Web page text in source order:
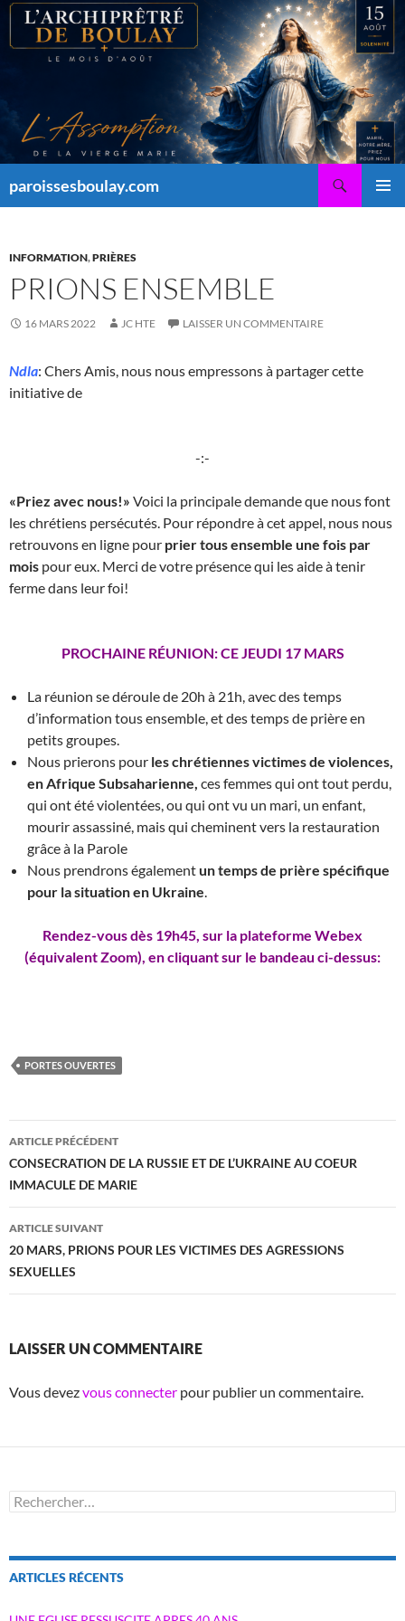
Aller
contenu
paroissesboulay.com
INFORMATION,PRIÈRES
PRIONS ENSEMBLE
16 MARS 2022 JC HTE LAISSER UN COMMENTAIRE
Ndla: Chers Amis, nous nous empressons à partager cette
initiative de
-:-
«Priez avec nous!» Voici la principale demande que nous font
les chrétiens persécutés. Pour répondre à cet appel, nous nous
retrouvons en ligne pour prier tous ensemble une fois par
mois pour eux. Merci de votre présence qui les aide à tenir
ferme dans leur foi!
PROCHAINE RÉUNION: CE JEUDI 17 MARS
La réunion se déroule de 20h à 21h, avec des temps
d’information tous ensemble, et des temps de prière en
petits groupes.
Nous prierons pour les chrétiennes victimes de violences,
en Afrique Subsaharienne, ces femmes qui ont tout perdu,
qui ont été violentées, ou qui ont vu un mari, un enfant,
mourir assassiné, mais qui cheminent vers la restauration
grâce à la Parole
Nous prendrons égalementun temps de prière spécifique
pour la situation en Ukraine.
Rendez-vous dès 19h45, sur la plateforme Webex
(équivalent Zoom), en cliquant sur le bandeau ci-dessus:
PORTES OUVERTES
Navigation
des
articles
ARTICLE PRÉCÉDENT
CONSECRATION DE LA RUSSIE ET DE L’UKRAINE AU COEUR
IMMACULE DE MARIE
ARTICLE SUIVANT
20 MARS, PRIONS POUR LES VICTIMES DES AGRESSIONS
SEXUELLES
LAISSER UN COMMENTAIRE
Vous devezvous connecter pour publier un commentaire.
Rechercher :
ARTICLES RÉCENTS